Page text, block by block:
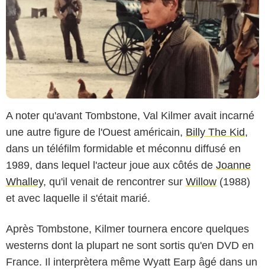
A noter qu'avant Tombstone, Val Kilmer avait incarné
une autre figure de l'Ouest américain, Billy The Kid,
dans un téléfilm formidable et méconnu diffusé en
1989, dans lequel l'acteur joue aux côtés de Joanne
Whalley, qu'il venait de rencontrer sur Willow (1988)
et avec laquelle il s'était marié.
Après Tombstone, Kilmer tournera encore quelques
westerns dont la plupart ne sont sortis qu'en DVD en
France. Il interprètera même Wyatt Earp âgé dans un